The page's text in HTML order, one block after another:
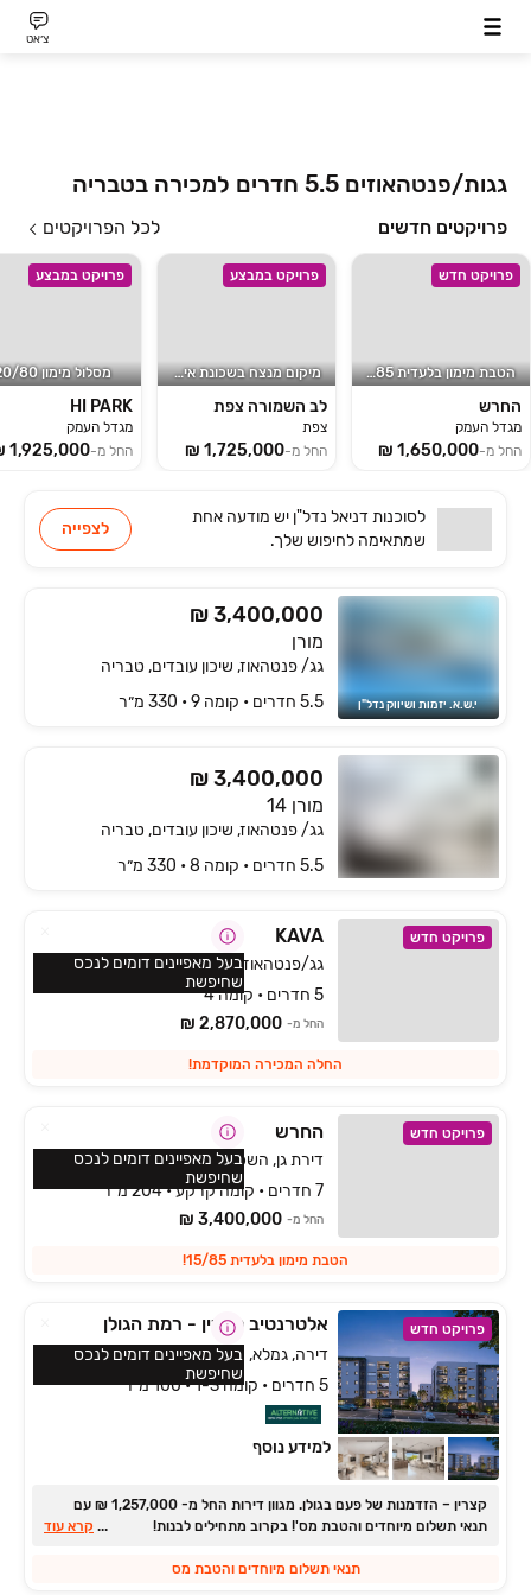
צ׳אט
גגות/פנטהאוזים 5.5 חדרים למכירה בטבריה
פרויקטים חדשים לכל הפרויקטים
פרויקט חדש
הטבת מימון בלעדית 15/85!
החרש
מגדל העמק
החל מ-
פרויקט במבצע
מיקום מנצח בשכונת איביקור
לב השמורה צפת
צפת
החל מ-
פרויקט במבצע
מסלול מימון 20/80
HI PARK
מגדל העמק
החל מ-
לסוכנותדניאל נדל"ן יש מודעה אחת
שמתאימה לחיפוש שלך.
לצפייה
י.ש.א. יזמות ושיווק נדל"ן
₪ 3,400,000
מורן
גג/ פנטהאוז, שיכון עובדים, טבריה
5.5 חדרים • קומה ‎9‏ • 330 מ״ר
₪ 3,400,000
מורן 14
גג/ פנטהאוז, שיכון עובדים, טבריה
5.5 חדרים • קומה ‎8‏ • 330 מ״ר
פרויקט חדש KAVA‏
גג/פנטהאוז, מול ארבל, טבריה
5 חדרים • קומה 4
החל מ- 2,870,000 ₪
החלה המכירה המוקדמת!
בעל מאפיינים דומים לנכס
שחיפשת
פרויקט חדש החרש
דירת גן, השכונה המערבית, מגדל העמק
7 חדרים • קומה קרקע • 204 מ״ר
החל מ- 3,400,000 ₪
הטבת מימון בלעדית 15/85!
בעל מאפיינים דומים לנכס
שחיפשת
פרויקט חדש אלטרנטיב קצרין - רמת הגולן
דירה, גמלא, קצרין
5 חדרים • קומה 1-3 • 100 מ״ר
למידע נוסף
קצרין ‏– הזדמנות של פעם בגולן. ‏מגוון דירות החל מ- ‏1,257,000 ‏₪ עם
תנאי תשלום מיוחדים והטבת מס'! בקרוב מתחילים לבנות!
... קרא עוד
תנאי תשלום מיוחדים והטבת מס
בעל מאפיינים דומים לנכס
שחיפשת